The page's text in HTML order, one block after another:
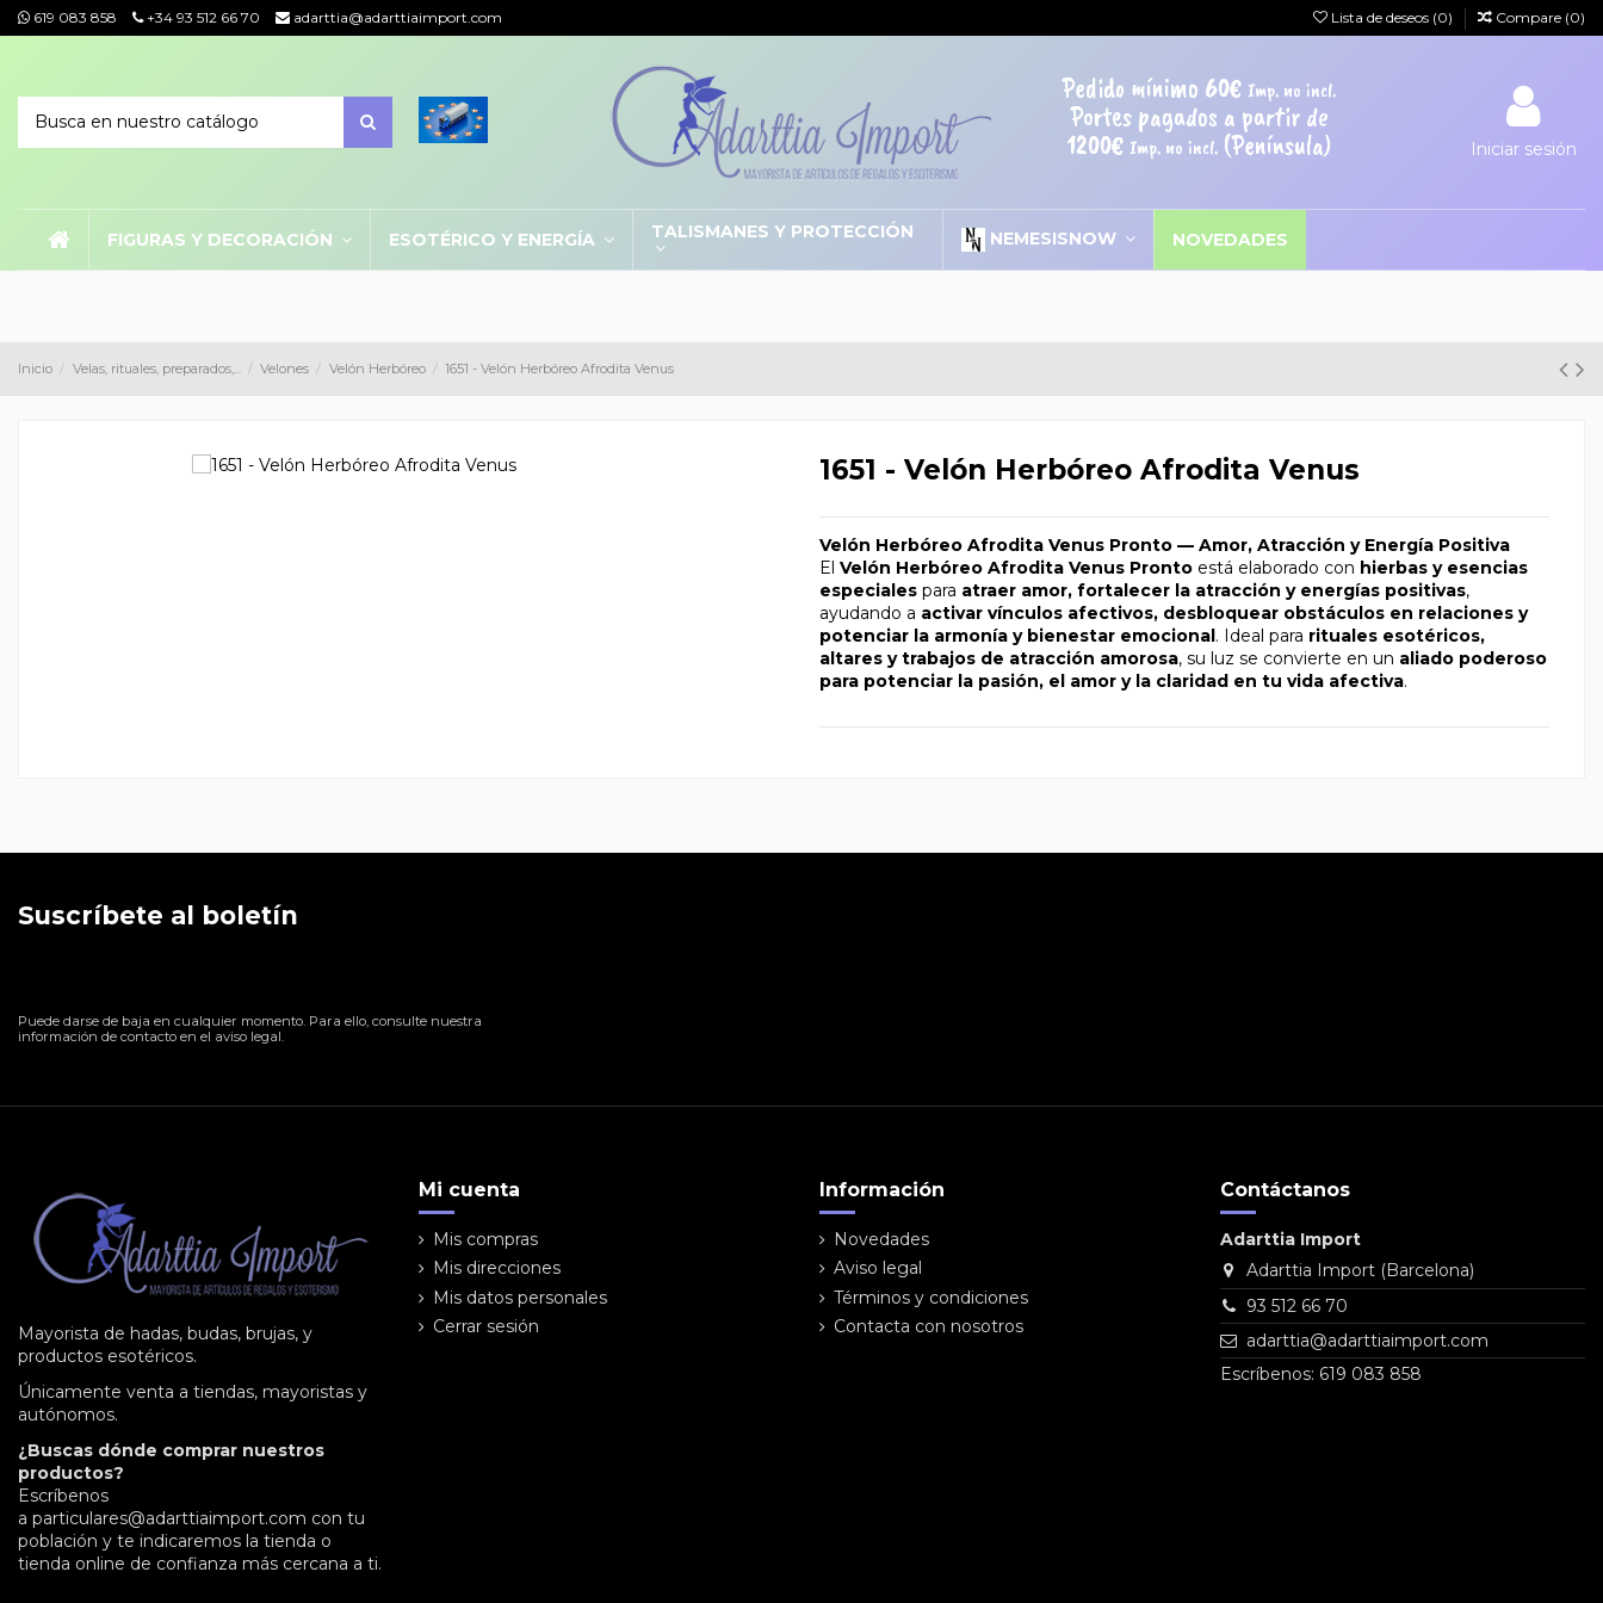
619 083 858 +34 93 512 66 70 adarttia@adarttiaimport.com Lista de deseos (0) Compare (0)
Iniciar sesión
FIGURAS Y DECORACIÓN ESOTÉRICO Y ENERGÍA TALISMANES Y PROTECCIÓN NEMESISNOW NOVEDADES
Pedido mínimo 60€Imp. no incl.
Portes pagados a partir de
1200€Imp. no incl. (Península)
Inicio Velas, rituales, preparados,... Velones Velón Herbóreo 1651 - Velón Herbóreo Afrodita Venus
1651 - Velón Herbóreo Afrodita Venus
Velón Herbóreo Afrodita Venus Pronto — Amor, Atracción y Energía Positiva
El Velón Herbóreo Afrodita Venus Pronto está elaborado con hierbas y esencias
especiales para atraer amor, fortalecer la atracción y energías positivas,
ayudando a activar vínculos afectivos, desbloquear obstáculos en relaciones y
potenciar la armonía y bienestar emocional. Ideal para rituales esotéricos,
altares y trabajos de atracción amorosa, su luz se convierte en un aliado poderoso
para potenciar la pasión, el amor y la claridad en tu vida afectiva.
Suscríbete al boletín
Puede darse de baja en cualquier momento. Para ello, consulte nuestra
información de contacto en el aviso legal.
Mayorista de hadas, budas, brujas, y
productos esotéricos.
Únicamente venta a tiendas, mayoristas y
autónomos.
¿Buscas dónde comprar nuestros
productos?
Escríbenos
a particulares@adarttiaimport.com con tu
población y te indicaremos la tienda o
tienda online de confianza más cercana a ti.
Mi cuenta
Mis compras
Mis direcciones
Mis datos personales
Cerrar sesión
Información
Novedades
Aviso legal
Términos y condiciones
Contacta con nosotros
Contáctanos
Adarttia Import
Adarttia Import (Barcelona)
93 512 66 70
adarttia@adarttiaimport.com
Escríbenos: 619 083 858